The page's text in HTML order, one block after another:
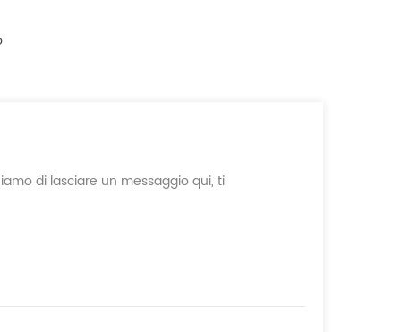
di lasciare un messaggio qui, ti